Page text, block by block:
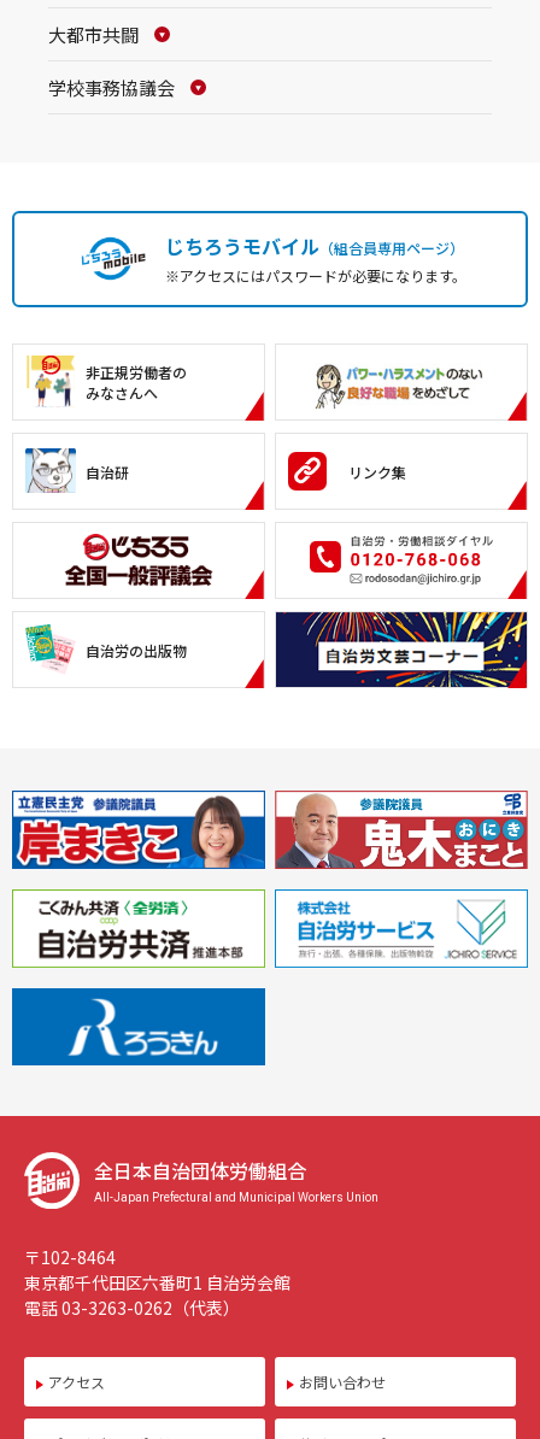
大都市共闘
学校事務協議会
じちろうモバイル（組合員専用ページ）
※アクセスにはパスワードが必要になります。
非正規労働者の
みなさんへ
自治研 リンク集
自治労の出版物
全日本自治団体労働組合
All-Japan Prefectural and Municipal Workers Union
〒102-8464
東京都千代田区六番町1 自治労会館
電話 03-3263-0262（代表）
アクセス お問い合わせ